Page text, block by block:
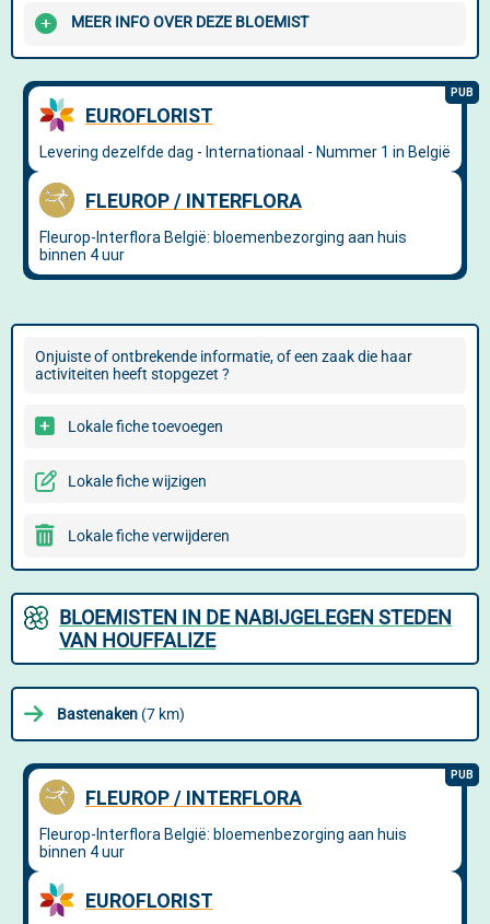
MEER INFO OVER DEZE BLOEMIST
Onjuiste of ontbrekende informatie, of een zaak die haar
activiteiten heeft stopgezet ?
Lokale fiche toevoegen
Lokale fiche wijzigen
Lokale fiche verwijderen
BLOEMISTEN IN DE NABIJGELEGEN STEDEN
VAN HOUFFALIZE
Bastenaken (7 km)